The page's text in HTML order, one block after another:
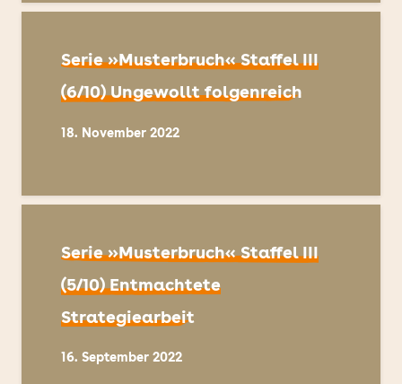
Serie »Musterbruch« Staffel III
(6/10) Ungewollt folgenreich
18. November 2022
Serie »Musterbruch« Staffel III
(5/10) Entmachtete
Strategiearbeit
16. September 2022